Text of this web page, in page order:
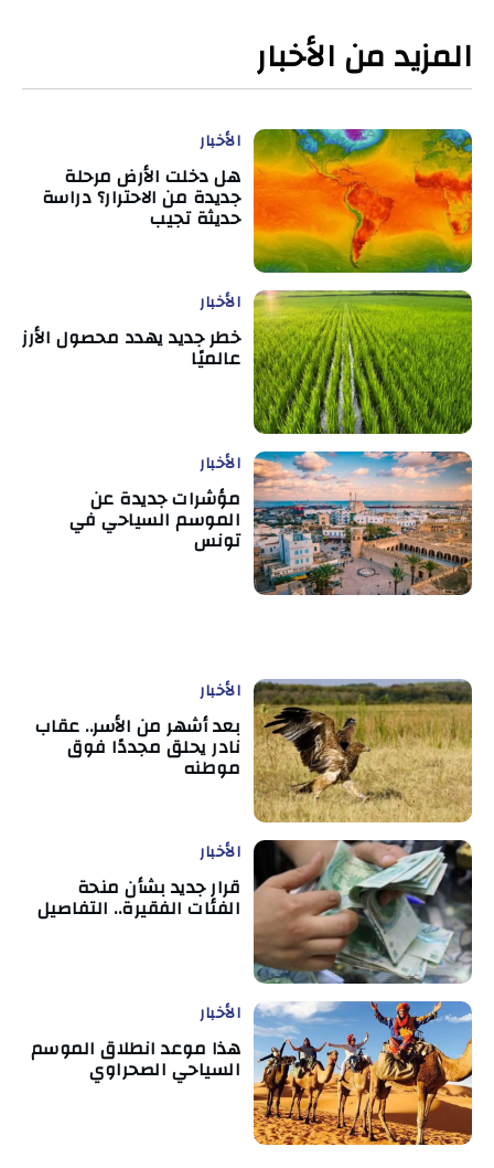
المزيد من الأخبار
الأخبار
هل دخلت الأرض مرحلة
جديدة من الاحترار؟ دراسة
حديثة تجيب
الأخبار
خطر جديد يهدد محصول الأرز
عالميًا
الأخبار
مؤشرات جديدة عن
الموسم السياحي في
تونس
الأخبار
بعد أشهر من الأسر.. عقاب
نادر يحلق مجددًا فوق
موطنه
الأخبار
قرار جديد بشأن منحة
الفئات الفقيرة.. التفاصيل
الأخبار
هذا موعد انطلاق الموسم
السياحي الصحراوي